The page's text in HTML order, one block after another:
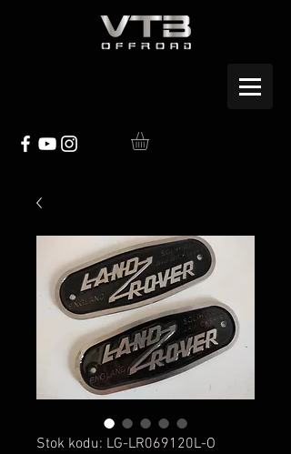
Stok kodu: LG-LR069120L-O